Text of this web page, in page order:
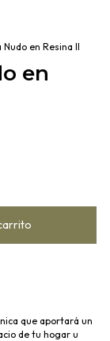
en Resina II
en
que aportará un
de tu hogar u